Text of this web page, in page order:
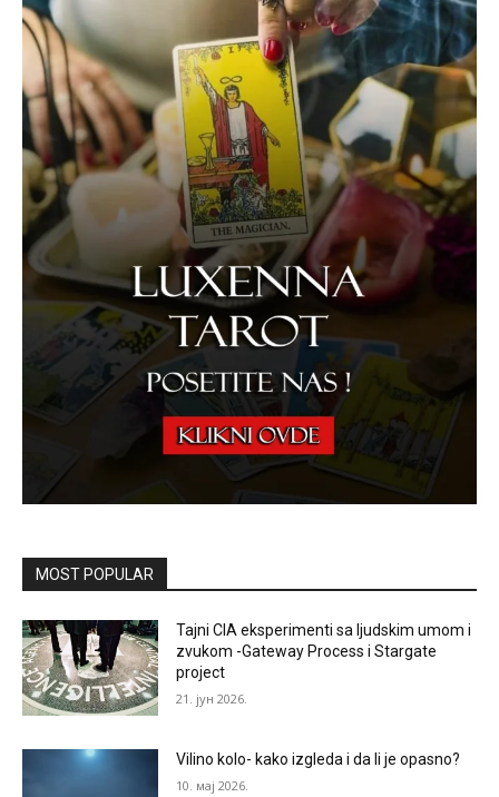
MOST POPULAR
Tajni CIA eksperimenti sa ljudskim umom i
zvukom -Gateway Process i Stargate
project
21. јун 2026.
Vilino kolo- kako izgleda i da li je opasno?
10. мај 2026.